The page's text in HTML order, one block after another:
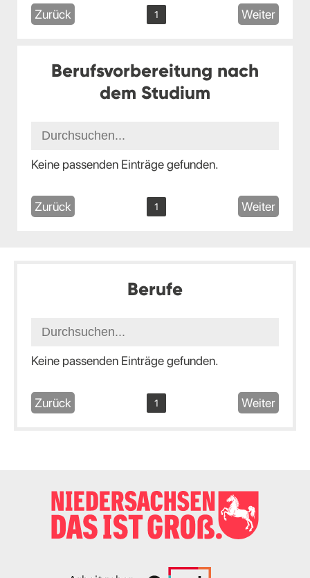
Zurück 1 Weiter
Berufsvorbereitung nach
dem Studium
Keine passenden Einträge gefunden.
Zurück 1 Weiter
Berufe
Keine passenden Einträge gefunden.
Zurück 1 Weiter